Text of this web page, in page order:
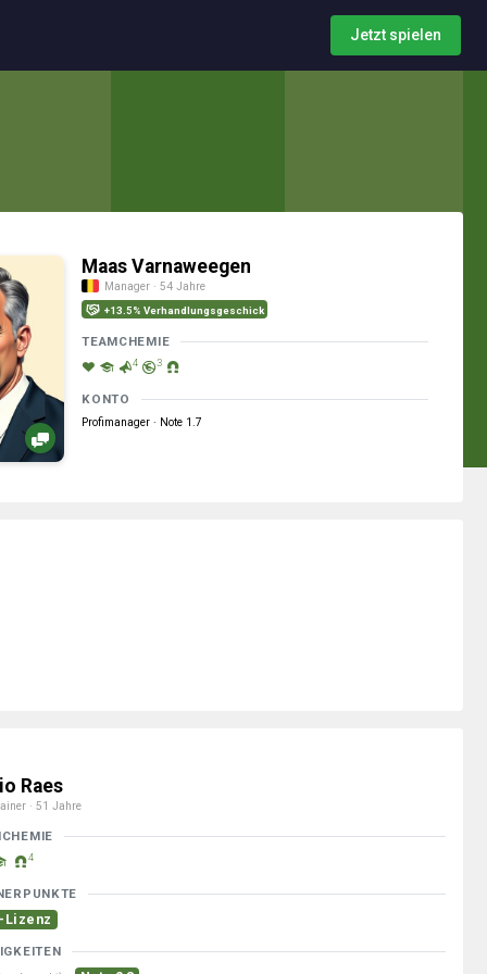
Jetzt spielen
Maas Varnaweegen
Manager · 54 Jahre
+13.5% Verhandlungsgeschick
TEAMCHEMIE
4 3
KONTO
Profimanager · Note 1.7
Raes
· 51 Jahre
4
Lizenz